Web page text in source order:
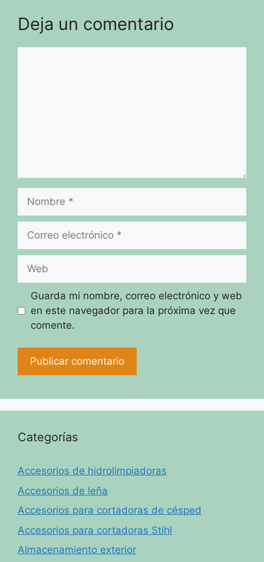
Deja un comentario
electrónico
Guarda mi nombre, correo electrónico y web
en este navegador para la próxima vez que
comente.
Categorías
Accesorios de hidrolimpiadoras
Accesorios de leña
Accesorios para cortadoras de césped
Accesorios para cortadoras Stihl
Almacenamiento exterior